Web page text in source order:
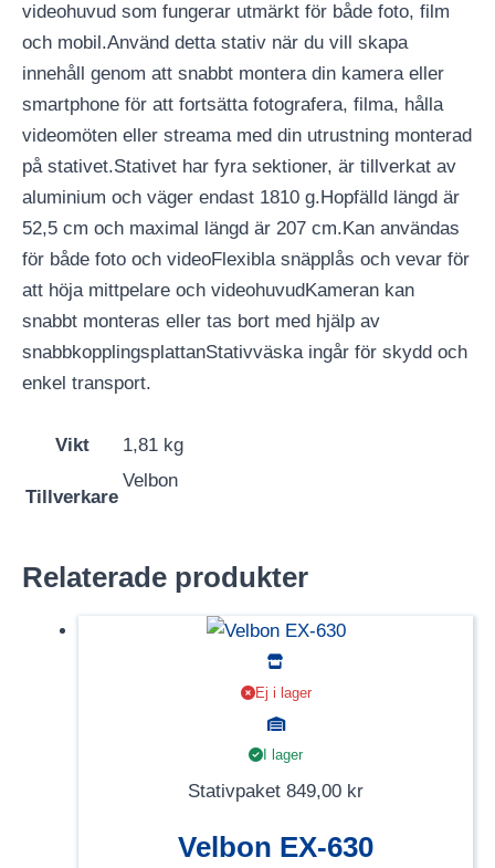
videohuvud som fungerar utmärkt för både foto, film
och mobil.Använd detta stativ när du vill skapa
innehåll genom att snabbt montera din kamera eller
smartphone för att fortsätta fotografera, filma, hålla
videomöten eller streama med din utrustning monterad
på stativet.Stativet har fyra sektioner, är tillverkat av
aluminium och väger endast 1810 g.Hopfälld längd är
52,5 cm och maximal längd är 207 cm.Kan användas
för både foto och videoFlexibla snäpplås och vevar för
att höja mittpelare och videohuvudKameran kan
snabbt monteras eller tas bort med hjälp av
snabbkopplingsplattanStativväska ingår för skydd och
enkel transport.
Vikt 1,81 kg
Tillverkare
Velbon
Relaterade produkter
Ej i lager
I lager
Stativpaket 849,00 kr
Velbon EX-630